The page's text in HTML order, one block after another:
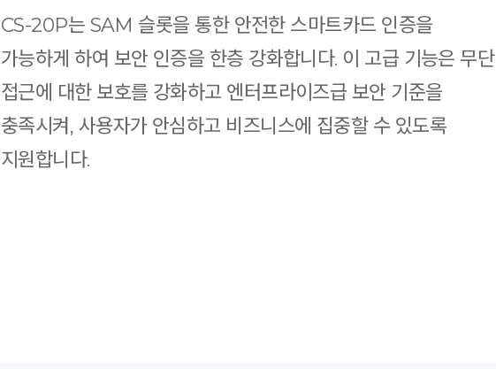
CS-20P는 SAM 슬롯을 통한 안전한 스마트카드 인증을
가능하게 하여 보안 인증을 한층 강화합니다. 이 고급 기능은 무단
접근에 대한 보호를 강화하고 엔터프라이즈급 보안 기준을
충족시켜, 사용자가 안심하고 비즈니스에 집중할 수 있도록
지원합니다.